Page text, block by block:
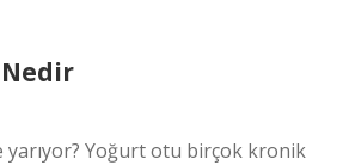
Nedir
yarıyor? Yoğurt otu birçok kronik